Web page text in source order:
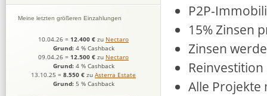
P2P-
15% Zinsen
Zinsen
Alle
Meine letzten größeren Einzahlungen
10.04.26 = 12.400 € zu Nectaro
Grund: 4 % Cashback
09.04.26 = 12.500 € zu Nectaro
Grund: 4 % Cashback
13.10.25 = 8.550 € zu Asterra Estate
Grund: 5 % Cashback